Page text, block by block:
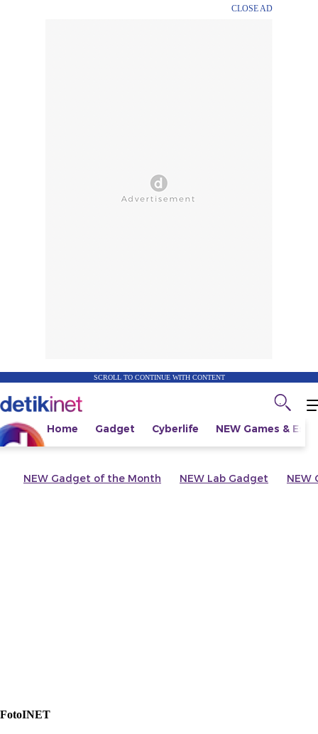
CLOSE AD
SCROLL TO CONTINUE WITH CONTENT
Home Gadget Cyberlife NEW Games &
NEW Gadget of the Month NEW Lab Gadget NEW
FotoINET